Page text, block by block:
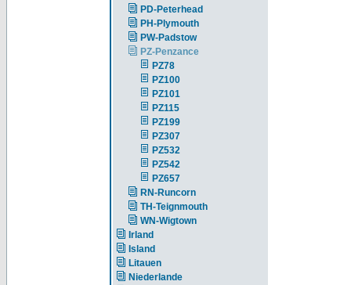
PD-Peterhead
PH-Plymouth
PW-Padstow
PZ-Penzance
PZ78
PZ100
PZ101
PZ115
PZ199
PZ307
PZ532
PZ542
PZ657
RN-Runcorn
TH-Teignmouth
WN-Wigtown
Irland
Island
Litauen
Niederlande